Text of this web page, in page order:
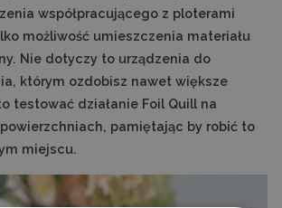
współpracującego z ploterami
możliwość umieszczenia materiału
Nie dotyczy to urządzenia do
którym ozdobisz nawet większe
testować działanie Foil Quill na
pamiętając by robić to
miejscu.